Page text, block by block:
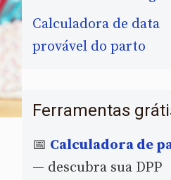
Calculadora de data
provável do parto
Ferramentas
📅 Calculadora de
— descubra sua DPP